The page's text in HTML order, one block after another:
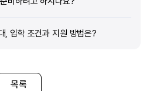
, 입학 조건과 지원 방법은?
목록